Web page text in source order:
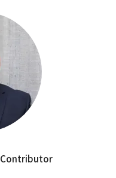
Contributor